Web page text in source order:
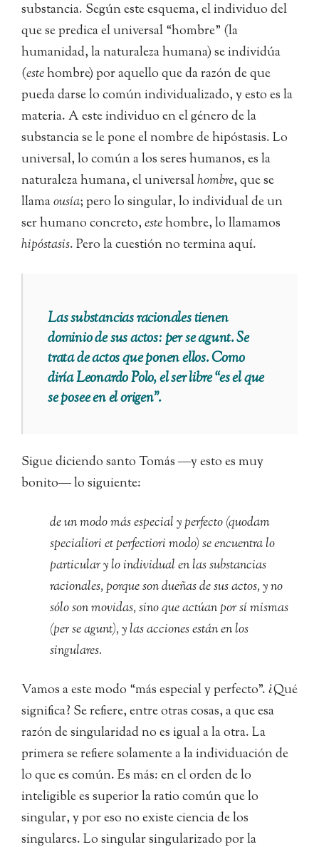
substancia. Según este esquema, el individuo del
que se predica el universal “hombre” (la
humanidad, la naturaleza humana) se individúa
(estehombre) por aquello que da razón de que
pueda darse lo común individualizado, y esto es la
materia. A este individuo en el género de la
substancia se le pone el nombre de hipóstasis. Lo
universal, lo común a los seres humanos, es la
naturaleza humana, el universalhombre, que se
llamaousía; pero lo singular, lo individual de un
ser humano concreto,estehombre, lo llamamos
hipóstasis. Pero la cuestión no termina aquí.
Las substancias racionales tienen
dominio de sus actos: per se agunt. Se
trata de actos que ponen ellos. Como
diría Leonardo Polo, el ser libre “es el que
se posee en el origen”.
Sigue diciendo santo Tomás ―y esto es muy
bonito― lo siguiente:
de un modo más especial y perfecto (quodam
specialiori et perfectiori modo) se encuentra lo
particular y lo individual en las substancias
racionales, porque son dueñas de sus actos, y no
sólo son movidas, sino que actúan por sí mismas
(per se agunt), y las acciones están en los
singulares.
Vamos a este modo “más especial y perfecto”. ¿Qué
significa? Se refiere, entre otras cosas, a que esa
razón de singularidad no es igual a la otra. La
primera se refiere solamente a la individuación de
lo que es común. Es más: en el orden de lo
inteligible es superior la ratio común que lo
singular, y por eso no existe ciencia de los
singulares. Lo singular singularizado por la